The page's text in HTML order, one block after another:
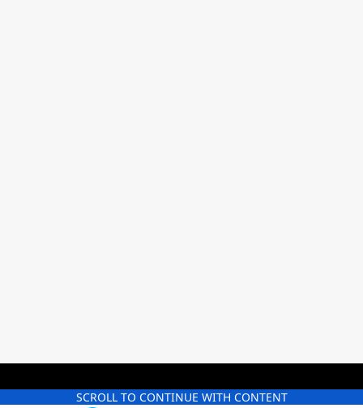
SCROLL TO CONTINUE WITH CONTENT